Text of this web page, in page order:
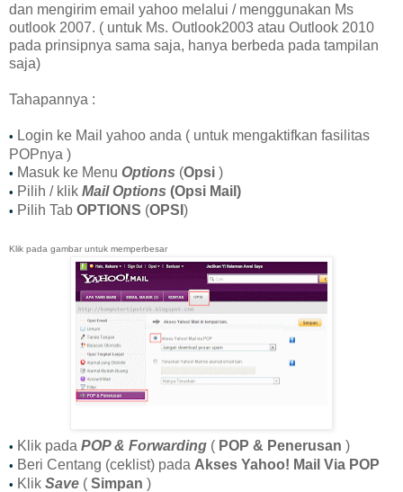
dan mengirim email yahoo melalui / menggunakan Ms
outlook 2007. ( untuk Ms. Outlook2003 atau Outlook 2010
pada prinsipnya sama saja, hanya berbeda pada tampilan
saja)
Tahapannya :
• Login ke Mail yahoo anda ( untuk mengaktifkan fasilitas
POPnya )
• Masuk ke Menu Options (Opsi )
• Pilih / klik Mail Options (Opsi Mail)
• Pilih Tab OPTIONS (OPSI )
Klik pada gambar untuk memperbesar
• Klik pada POP & Forwarding ( POP & Penerusan )
• Beri Centang (ceklist) pada Akses Yahoo! Mail Via POP
• Klik Save ( Simpan )